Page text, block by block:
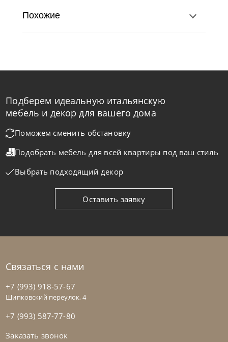
от
-40% до 08.31
Nicolettihome
На заказ 45-90 дн +2 в наличии
+280 +100
Nicolettihome
Похожие
Подберем идеальную итальянскую
мебель и декор для вашего дома
Поможем сменить обстановку
Подобрать мебель для всей квартиры под ваш стиль
Выбрать подходящий декор
Оставить заявку
Связаться с нами
+7 (993) 918-57-67
Щипковский переулок, 4
+7 (993) 587-77-80
Заказать звонок